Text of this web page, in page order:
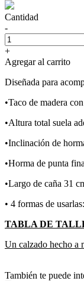
Cantidad
-
+
Agregar al carrito
Diseñada para
•Taco de madera
•Altura total suela
•Inclinación de
•Horma de punta
•Largo de caña 31
• 4 formas de
TABLA DE
Un calzado hecho a
También te puede